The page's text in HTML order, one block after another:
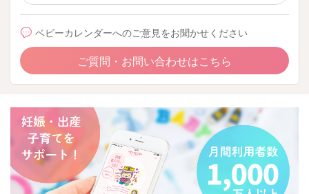
ベビーカレンダーへのご意見をお聞かせください
ご質問・お問い合わせはこちら